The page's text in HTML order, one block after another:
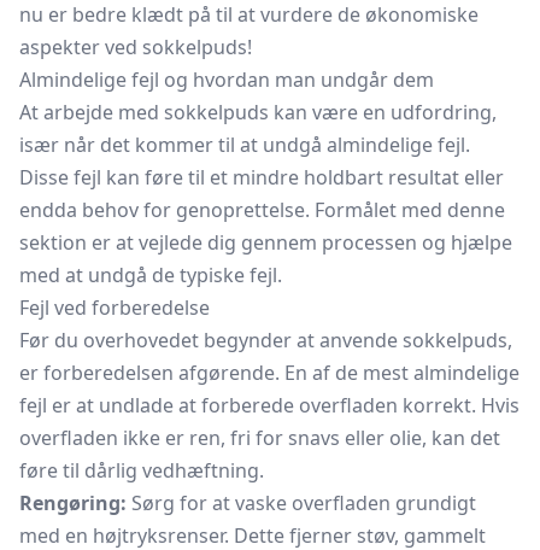
nu er bedre klædt på til at vurdere de økonomiske
aspekter ved sokkelpuds!
Almindelige fejl og hvordan man undgår dem
At arbejde med sokkelpuds kan være en udfordring,
især når det kommer til at undgå almindelige fejl.
Disse fejl kan føre til et mindre holdbart resultat eller
endda behov for genoprettelse. Formålet med denne
sektion er at vejlede dig gennem processen og hjælpe
med at undgå de typiske fejl.
Fejl ved forberedelse
Før du overhovedet begynder at anvende sokkelpuds,
er forberedelsen afgørende. En af de mest almindelige
fejl er at undlade at forberede overfladen korrekt. Hvis
overfladen ikke er ren, fri for snavs eller olie, kan det
føre til dårlig vedhæftning.
Rengøring: Sørg for at vaske overfladen grundigt
med en højtryksrenser. Dette fjerner støv, gammelt